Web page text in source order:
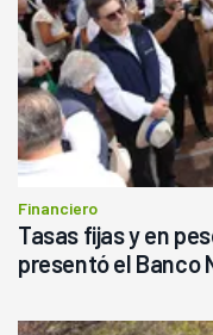
Financiero
Tasas fijas y en
presentó el Banco